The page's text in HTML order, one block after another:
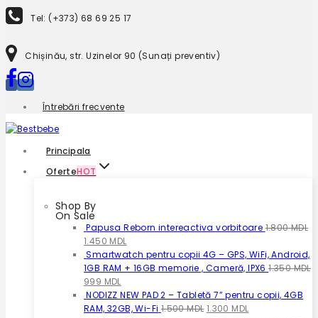
to
content
Tel: (+373) 68 69 25 17
Chișinău, str. Uzinelor 90 (Sunați preventiv)
Întrebări frecvente
Principala
OferteHOT
Shop By
On Sale
Papusa Reborn intereactiva vorbitoare 1.800MDL
Prețul
inițial
a
fost:
1.800 MDL.
1.450 MDL
curent
este:
Smartwatch pentru copii 4G – GPS, WiFi, Android,
1GB RAM + 16GB memorie , Cameră, IPX6 1.350MDL
Prețul
inițial
a
999 MDL
curent
este:
NODIZZ NEW PAD 2 – Tabletă 7” pentru copii, 4GB
RAM, 32GB, Wi-Fi 1.500MDL Prețul
1.300 MDL